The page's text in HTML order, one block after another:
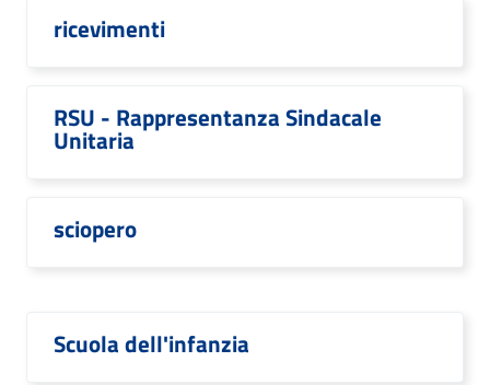
ricevimenti
RSU - Rappresentanza Sindacale
Unitaria
sciopero
Scuola dell'infanzia